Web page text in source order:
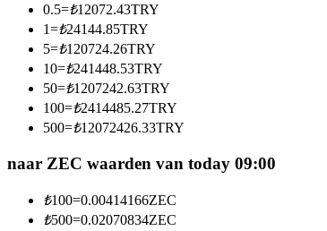
Kopiëren Handel
Sluit je aan bij top traders
0.5=₺12072.43TRY
1=₺24144.85TRY
5=₺120724.26TRY
10=₺241448.53TRY
50=₺1207242.63TRY
100=₺2414485.27TRY
500=₺12072426.33TRY
naar ZEC waarden van today 09:00
₺100=0.00414166ZEC
₺500=0.02070834ZEC